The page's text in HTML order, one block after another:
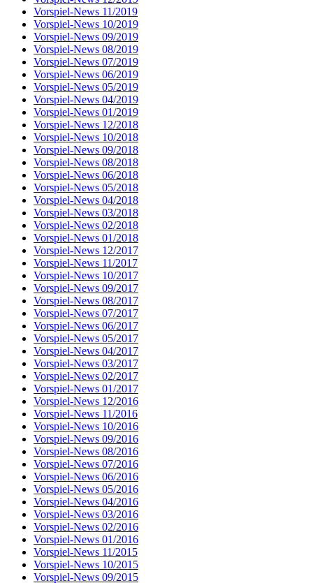
Vorspiel-News 11/2019
Vorspiel-News 10/2019
Vorspiel-News 09/2019
Vorspiel-News 08/2019
Vorspiel-News 07/2019
Vorspiel-News 06/2019
Vorspiel-News 05/2019
Vorspiel-News 04/2019
Vorspiel-News 01/2019
Vorspiel-News 12/2018
Vorspiel-News 10/2018
Vorspiel-News 09/2018
Vorspiel-News 08/2018
Vorspiel-News 06/2018
Vorspiel-News 05/2018
Vorspiel-News 04/2018
Vorspiel-News 03/2018
Vorspiel-News 02/2018
Vorspiel-News 01/2018
Vorspiel-News 12/2017
Vorspiel-News 11/2017
Vorspiel-News 10/2017
Vorspiel-News 09/2017
Vorspiel-News 08/2017
Vorspiel-News 07/2017
Vorspiel-News 06/2017
Vorspiel-News 05/2017
Vorspiel-News 04/2017
Vorspiel-News 03/2017
Vorspiel-News 02/2017
Vorspiel-News 01/2017
Vorspiel-News 12/2016
Vorspiel-News 11/2016
Vorspiel-News 10/2016
Vorspiel-News 09/2016
Vorspiel-News 08/2016
Vorspiel-News 07/2016
Vorspiel-News 06/2016
Vorspiel-News 05/2016
Vorspiel-News 04/2016
Vorspiel-News 03/2016
Vorspiel-News 02/2016
Vorspiel-News 01/2016
Vorspiel-News 11/2015
Vorspiel-News 10/2015
Vorspiel-News 09/2015